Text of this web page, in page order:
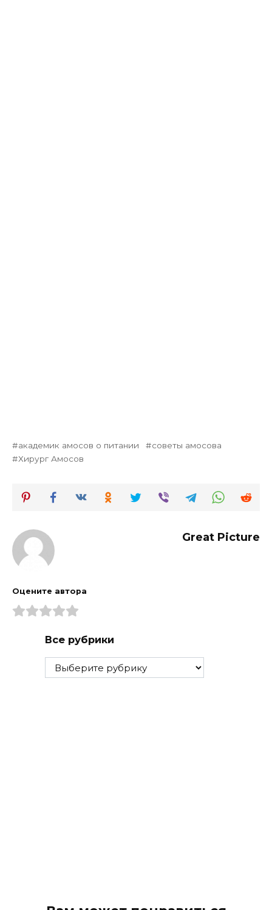
академик амосов о питании
советы амосова
Хирург Амосов
Great Picture
Оцените автора
Все рубрики
Все
рубрики